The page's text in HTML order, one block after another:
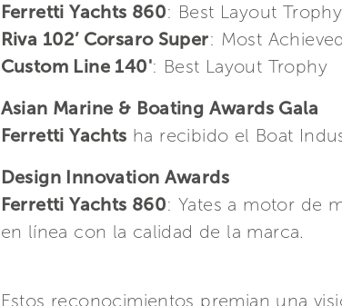
Ferretti Yachts 860: Best Layout
Riva 102’ Corsaro Super: Most
Custom Line 140': Best Layout Trophy
Asian Marine & Boating Awards Gala
Ferretti Yachts ha recibido el Boat
Design Innovation Awards
Ferretti Yachts 860: Yates a motor de
en línea con la calidad de la marca.
Estos reconocimientos premian una